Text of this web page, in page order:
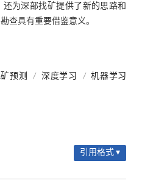
为深部找矿提供了新的思路和
查具有重要借鉴意义。
预测 / 深度学习 / 机器学习
引用格式 ▾